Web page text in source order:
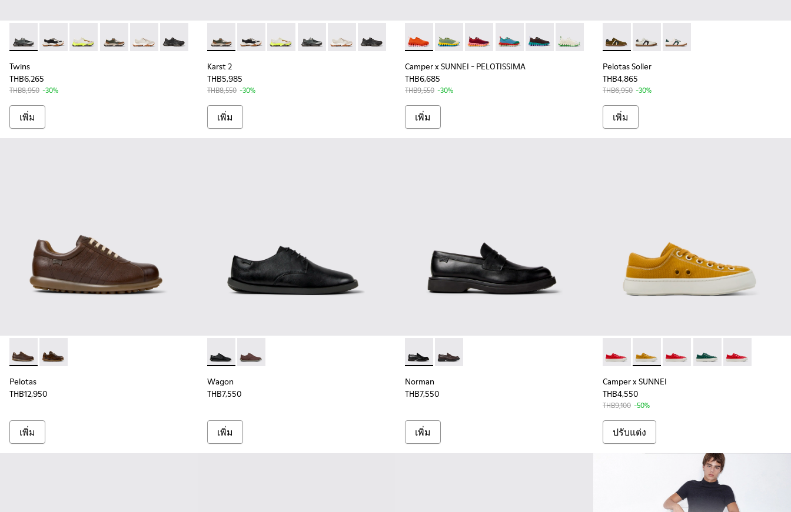
Twins - K101068-005 - Multicolor Leather and Nubuck Sneakers for Men.
Twins - K101068-011
Twins - K101068-007
Twins - K101068-003 - Multicolor Leather and Nubuck Sneakers for Men.
Twins - K101068-002 - รองเท้าผ้าใบหนังและหนังกลับสีขาวสําหรับผู้ชาย
Twins - K101068-001 - รองเท้าผ้าใบหนังกลับและหนังสีดําและสีเทา สําหรับผู้ชาย
Twins
THB6,265
THB8,950 -30%
เพิ่ม
Karst 2 - K101068-003 - Multicolor Leather and Nubuck Sneakers for Men.
Karst 2 - K101068-011
Karst 2 - K101068-007
Karst 2 - K101068-005 - Multicolor Leather and Nubuck Sneakers for Men.
Karst 2 - K101068-002 - รองเท้าผ้าใบหนังและหนังกลับสีขาวสําหรับผู้ชาย
Karst 2 - K101068-001 - รองเท้าผ้าใบหนังกลับและหนังสีดําและสีเทา สําหรับผู้ชาย
Karst 2
THB5,985
THB8,550 -30%
เพิ่ม
Camper x SUNNEI - PELOTISSIMA - K101036-006 - รองเท้าผ้าใบผ้าหลากสีสำหรับผู้ชาย
Camper x SUNNEI - PELOTISSIMA - K101036-012
Camper x SUNNEI - PELOTISSIMA - K101036-011
Camper x SUNNEI - PELOTISSIMA - K101036-010
Camper x SUNNEI - PELOTISSIMA - K101036-009
Camper x SUNNEI - PELOTISSIMA - K101036-008
Camper x SUNNEI - PELOTISSIMA
THB6,685
THB9,550 -30%
เพิ่ม
Pelotas Soller - K100937-026 - รองเท้าผ้า
Pelotas Soller - K100937-022
Pelotas Soller - K100937-019
Pelotas Soller
THB4,865
THB6,950 -30%
เพิ่ม
Pelotas - 16002-318 - รองเท้าหนังสีน้ําตาลสําหรับผู้ชาย
Pelotas - 16002-334
Pelotas
THB12,950
เพิ่ม
Wagon - K100669-018 - รองเท้าหนังสีดําสําหรับผู้ชาย
Wagon - K100669-030
Wagon
THB7,550
เพิ่ม
Norman - K101001-001 - รองเท้าหนังสีดําสําหรับผู้ชาย
Norman - K101001-005
Norman
THB7,550
เพิ่ม
Camper x SUNNEI - K100996-999-S044 - ร
Camper x SUNNEI - K100996-999-
Camper x SUNNEI -
Camper x SUNNEI -
Camper x
Camper x SUNNEI
THB4,550
THB9,100 -50%
ปรับแต่ง